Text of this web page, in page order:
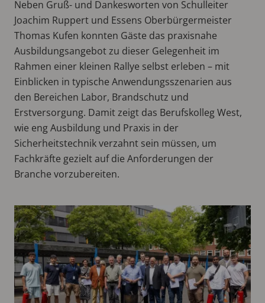
Neben Gruß- und Dankesworten von Schulleiter
Joachim Ruppert und Essens Oberbürgermeister
Thomas Kufen konnten Gäste das praxisnahe
Ausbildungsangebot zu dieser Gelegenheit im
Rahmen einer kleinen Rallye selbst erleben – mit
Einblicken in typische Anwendungsszenarien aus
den Bereichen Labor, Brandschutz und
Erstversorgung. Damit zeigt das Berufskolleg West,
wie eng Ausbildung und Praxis in der
Sicherheitstechnik verzahnt sein müssen, um
Fachkräfte gezielt auf die Anforderungen der
Branche vorzubereiten.